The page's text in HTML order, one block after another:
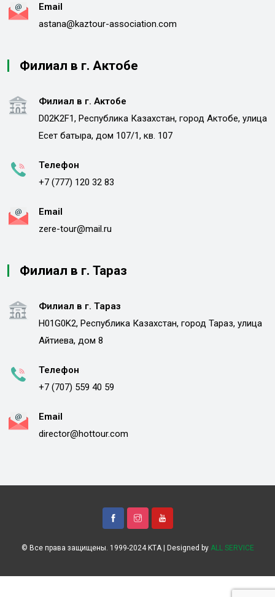
Email
astana@kaztour-association.com
Филиал в г. Актобе
Филиал в г. Актобе
D02K2F1, Республика Казахстан, город Актобе, улица
Есет батыра, дом 107/1, кв. 107
Телефон
+7 (777) 120 32 83
Email
zere-tour@mail.ru
Филиал в г. Тараз
Филиал в г. Тараз
H01G0K2, Республика Казахстан, город Тараз, улица
Айтиева, дом 8
Телефон
+7 (707) 559 40 59
Email
director@hottour.com
© Все права защищены. 1999-2024 KTA | Designed by ALL SERVICE